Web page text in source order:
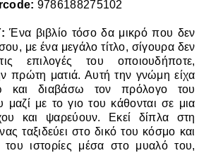
9786188275102
Ένα βιβλίο τόσο δα μικρό που δεν
με ένα μεγάλο τίτλο, σίγουρα δεν
επιλογές του οποιουδήποτε,
πρώτη ματιά. Αυτή την γνώμη είχα
και διαβάσω τον πρόλογο του
με το γιο του κάθονται σε μια
και ψαρεύουν. Εκεί δίπλα στη
ταξιδεύει στο δικό του κόσμο και
του ιστορίες μέσα στο μυαλό του,